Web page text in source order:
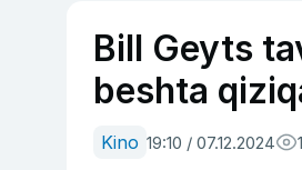
Bill Geyts
beshta
Kino 19:10 / 07.12.2024